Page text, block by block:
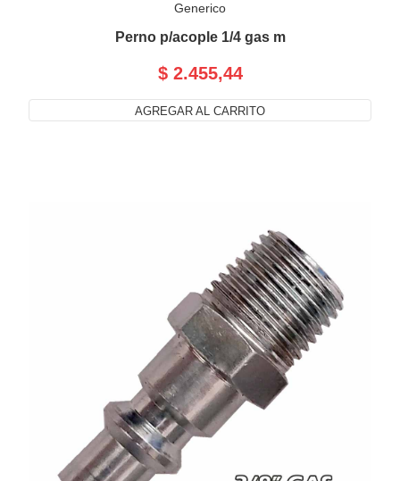
Generico
Perno p/acople 1/4 gas m
$ 2.455,44
AGREGAR AL CARRITO